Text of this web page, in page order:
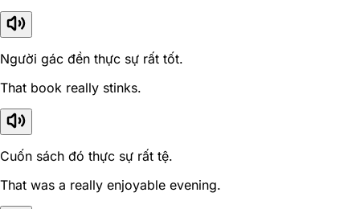
Người gác đền thực sự rất tốt.
That book really stinks.
Cuốn sách đó thực sự rất tệ.
That was a really enjoyable evening.